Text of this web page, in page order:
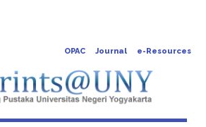
OPAC Journal e-Resources